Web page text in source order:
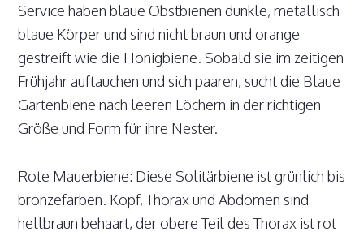
Service haben blaue Obstbienen dunkle, metallisch
blaue Körper und sind nicht braun und orange
gestreift wie die Honigbiene. Sobald sie im zeitigen
Frühjahr auftauchen und sich paaren, sucht die Blaue
Gartenbiene nach leeren Löchern in der richtigen
Größe und Form für ihre Nester.
Rote Mauerbiene: Diese Solitärbiene ist grünlich bis
bronzefarben. Kopf, Thorax und Abdomen sind
hellbraun behaart, der obere Teil des Thorax ist rot